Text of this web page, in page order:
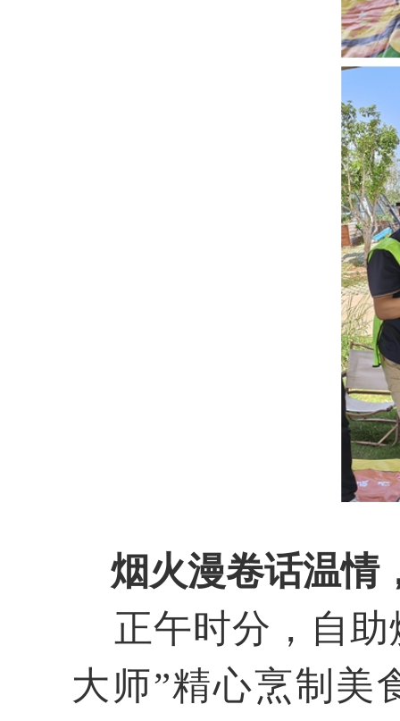
烟火漫卷话温情
正午时分，自
大师”精心烹制美